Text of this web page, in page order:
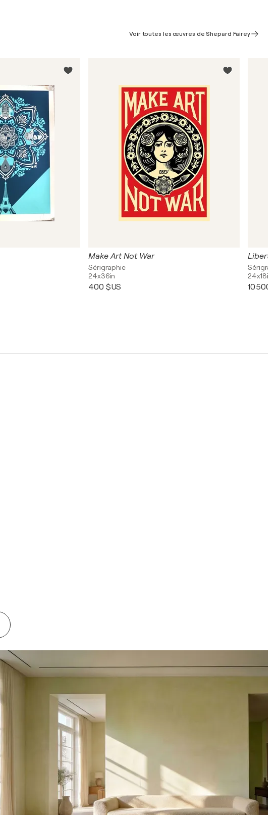
Voir toutes les œuvres de Shepard Fairey
Make Art Not War
Sérigraphie
24x36in
400 $US
Liberté
24x18in
10 500